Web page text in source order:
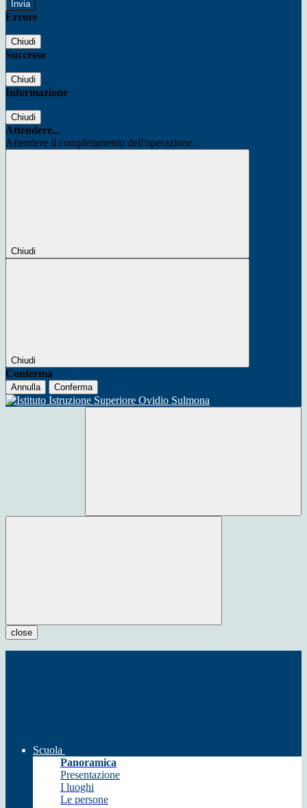
Errore
Chiudi
Successo
Chiudi
Informazione
Chiudi
Attendere...
Attendere il completamento dell'operazione...
Chiudi
Chiudi
Conferma
Annulla Conferma
close
Scuola
Panoramica
Presentazione
I luoghi
Le persone